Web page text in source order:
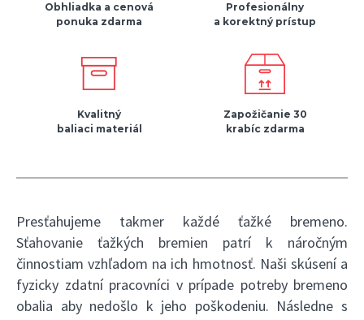
Obhliadka a cenová
ponuka zdarma
Profesionálny
a korektný prístup
Kvalitný
baliaci materiál
Zapožičanie 30
krabíc zdarma
Presťahujeme takmer každé ťažké bremeno.
Sťahovanie ťažkých bremien patrí k náročným
činnostiam vzhľadom na ich hmotnosť. Naši skúsení a
fyzicky zdatní pracovníci v prípade potreby bremeno
obalia aby nedošlo k jeho poškodeniu. Následne s